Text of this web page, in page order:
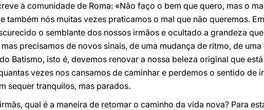
à comunidade de Roma: «Não faço o bem que quero, mas o
também nós muitas vezes praticamos o mal que não queremos.
o semblante dos nossos irmãos e ocultado a grandeza
precisamos de novos sinais, de uma mudança de ritmo, de
Batismo, isto é, devemos renovar a nossa beleza original que
vezes nos cansamos de caminhar e perdemos o sentido de
sequer tranquilos, mas parados.
qual é a maneira de retomar o caminho da vida nova? Para